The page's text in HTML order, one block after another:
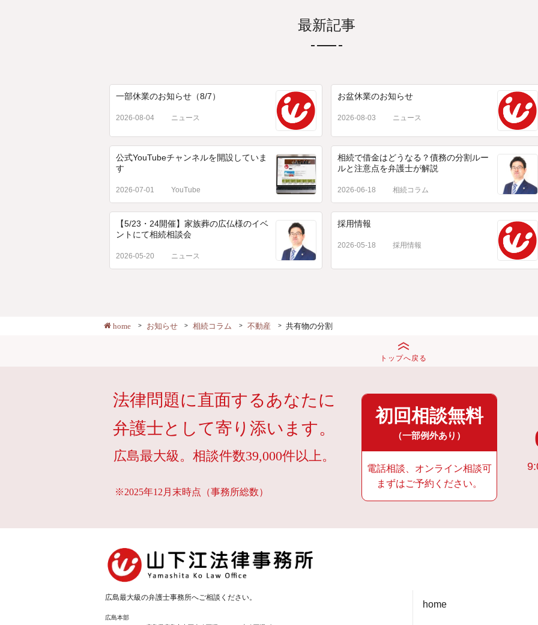
最新記事
一部休業のお知らせ（8/7）
2026-08-04 ニュース
お盆休業のお知らせ
2026-08-03 ニュース
公式YouTubeチャンネルを開設していま
す
2026-07-01 YouTube
相続で借金はどうなる？債務の分割ルー
ルと注意点を弁護士が解説
2026-06-18 相続コラム
【5/23・24開催】家族葬の広仏様のイベ
ントにて相続相談会
2026-05-20 ニュース
採用情報
2026-05-18 採用情報
home お知らせ 相続コラム 不動産 共有物の分割
トップへ戻る
法律問題に直面するあなたに
弁護士として寄り添います。
広島最大級。相談件数39,000件以上。
※2025年12月末時点（事務所総数）
初回相談無料
（一部例外あり）
電話相談、オンライン相談可
まずはご予約ください。
広島最大級の弁護士事務所へご相談ください。
広島本部
home